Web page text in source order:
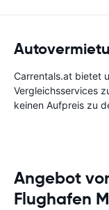
Carrentals.at bietet
Vergleichsservices
keinen Aufpreis zu
Angebot
Flughafen